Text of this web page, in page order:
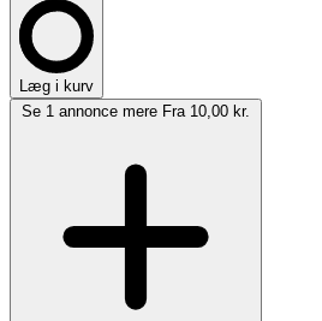
Læg i kurv
Se 1 annonce mere Fra 10,00 kr.